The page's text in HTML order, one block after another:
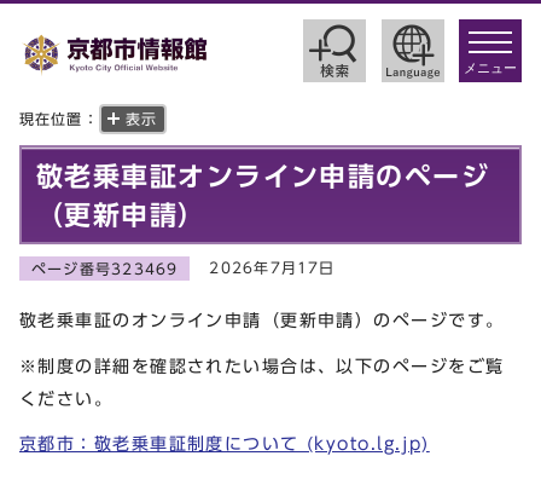
toggle
メニュー
現在位置： 表示
敬老乗車証オンライン申請のページ
（更新申請）
ページ番号323469 2026年7月17日
敬老乗車証のオンライン申請（更新申請）のページです。
※制度の詳細を確認されたい場合は、以下のページをご覧
ください。
京都市：敬老乗車証制度について (kyoto.lg.jp)